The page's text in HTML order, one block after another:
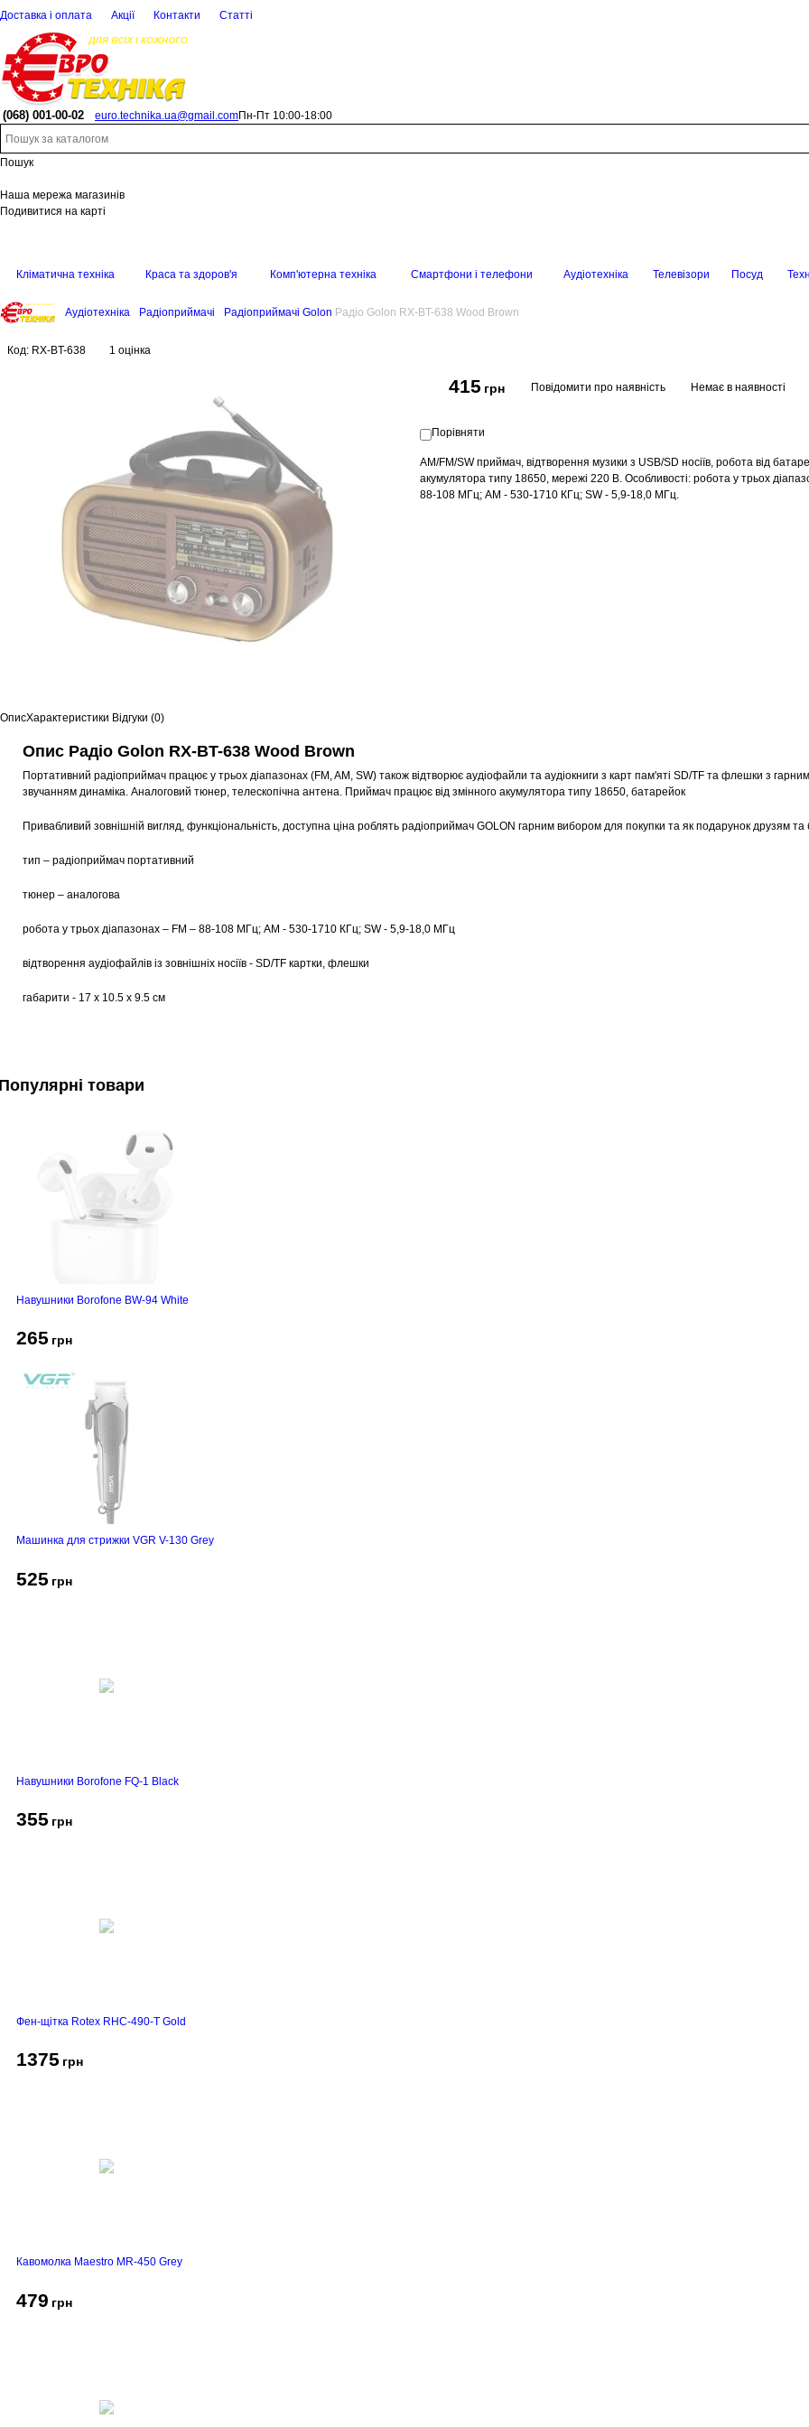
Доставка і оплата Акції Контакти Статті
(068) 001-00-02 euro.technika.ua@gmail.comПн-Пт 10:00-18:00
Пошук
Наша мережа магазинів
Подивитися на карті
Кліматична техніка Краса та здоров'я Комп'ютерна техніка Смартфони і телефони Аудіотехніка Телевізори Посуд
Аудіотехніка Радіоприймачі Радіоприймачі Golon Радіо Golon RX-BT-638 Wood Brown
Код: RX-BT-638 1 оцінка
415 грн Повідомити про наявність Немає в наявності
Порівняти
AM/FM/SW приймач, відтворення музики з USB/SD носіїв, робота від
акумулятора типу 18650, мережі 220 В. Особливості: робота у трьох
88-108 МГц; AM - 530-1710 КГц; SW - 5,9-18,0 МГц.
ОписХарактеристики Відгуки (0)
Опис Радіо Golon RX-BT-638 Wood Brown
Портативний радіоприймач працює у трьох діапазонах (FM, AM, SW) також відтворює аудіофайли та аудіокниги з карт пам'яті SD/TF та флешки з гарним
звучанням динаміка. Аналоговий тюнер, телескопічна антена. Приймач працює від змінного акумулятора типу 18650, батарейок
Привабливий зовнішній вигляд, функціональність, доступна ціна роблять радіоприймач GOLON гарним вибором для покупки та як подарунок друзям та
тип – радіоприймач портативний
тюнер – аналогова
робота у трьох діапазонах – FM – 88-108 МГц; AM - 530-1710 КГц; SW - 5,9-18,0 МГц
відтворення аудіофайлів із зовнішніх носіїв - SD/TF картки, флешки
габарити - 17 х 10.5 х 9.5 см
товари
Навушники Borofone BW-94 White
265 грн
Машинка для стрижки VGR V-130 Grey
525 грн
Навушники Borofone FQ-1 Black
355 грн
Фен-щітка Rotex RHC-490-T Gold
1375 грн
Кавомолка Maestro MR-450 Grey
479 грн